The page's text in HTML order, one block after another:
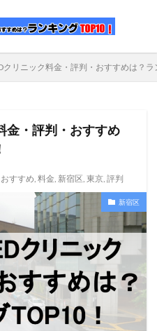
クリニック料金・評判・おすすめは？
金・評判・おすすめ
おすすめ, 料金, 新宿区, 東京, 評判
新宿区